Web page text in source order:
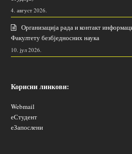
4. август 2026.
Организација рада и контакт
Факултету безбједносних наука
10. јул 2026.
Корисни линкови:
Webmail
еСтудент
еЗапослени